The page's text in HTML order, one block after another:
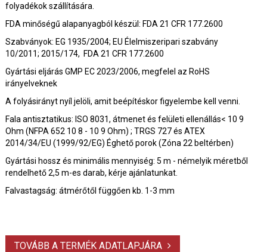
folyadékok szállítására.
FDA minőségű alapanyagból készül: FDA 21 CFR 177.2600
Szabványok: EG 1935/2004; EU Élelmiszeripari szabvány
10/2011; 2015/174, FDA 21 CFR 177.2600
Gyártási eljárás GMP EC 2023/2006, megfelel az RoHS
irányelveknek
A folyásirányt nyíl jelöli, amit beépítéskor figyelembe kell venni.
Fala antisztatikus: ISO 8031, átmenet és felületi ellenállás< 10 9
Ohm (NFPA 652 10 8 - 10 9 Ohm) ; TRGS 727 és ATEX
2014/34/EU (1999/92/EG) Éghető porok (Zóna 22 beltérben)
Gyártási hossz és minimális mennyiség: 5 m - némelyik méretből
rendelhető 2,5 m-es darab, kérje ajánlatunkat.
Falvastagság: átmérőtől függően kb. 1-3 mm
TOVÁBB A TERMÉK ADATLAPJÁRA